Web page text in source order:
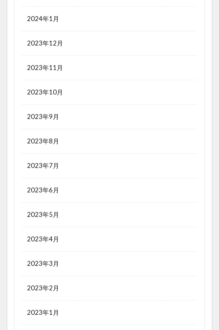
2024年1月
2023年12月
2023年11月
2023年10月
2023年9月
2023年8月
2023年7月
2023年6月
2023年5月
2023年4月
2023年3月
2023年2月
2023年1月